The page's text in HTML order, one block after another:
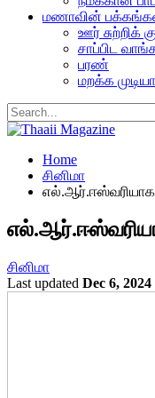
மணாவின்
ஊர் சுற்றிக்
சாப்பிட
பரண்
மறக்க
Home
சினிமா
எல்.ஆர்.ஈஸ்வரியாக
சினிமா
Last updated Dec 6, 2024